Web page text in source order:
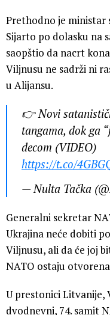
Prethodno je ministar
Sijarto po dolasku na
saopštio da nacrt
Viljnusu ne sadrži ni
u Alijansu.
👉 Novi
tangama, dok ga
decom (VIDEO)
https://t.co/
— Nulta Tačka
Generalni sekretar
Ukrajina neće dobiti
Viljnusu, ali da će joj
NATO ostaju
U prestonici Litvanije,
dvodnevni, 74. samit